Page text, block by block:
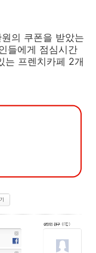
의 쿠폰을 받았는
들에게 점심시간
는 프렌치카페 2개